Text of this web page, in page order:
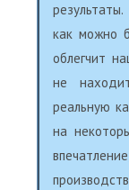
как можно
облегчит
не
реальную
на